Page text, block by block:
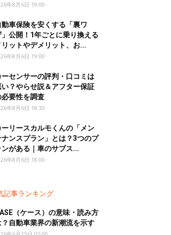
年8月6日 19:00
動車保険を安くする「裏ワ
」公開！1年ごとに乗り換える
リットやデメリット、お...
年8月6日 19:00
ーセンサーの評判・口コミは
い？やらせ説＆アフター保証
必要性を調査
年8月6日 18:30
ーリースカルモくんの「メン
ナンスプラン」とは？3つのプ
ンがある｜車のサブス...
年8月6日 18:00
記事ランキング
（ケース）の意味・読み方
？自動車業界の新潮流を示す